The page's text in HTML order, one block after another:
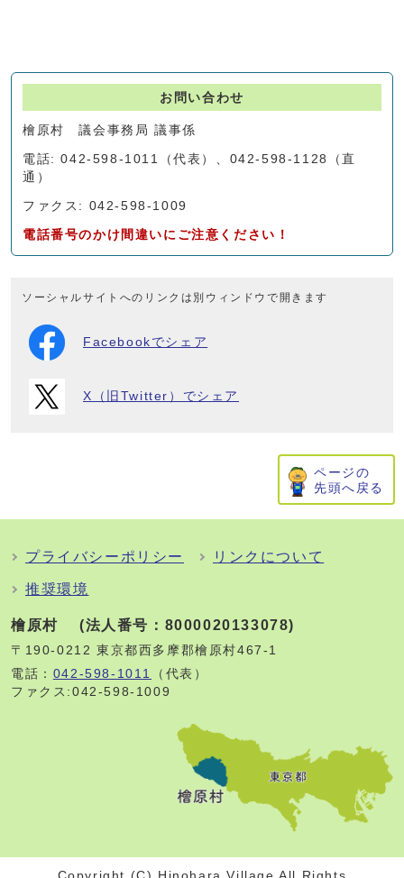
お問い合わせ
檜原村 議会事務局 議事係
電話: 042-598-1011（代表）、042-598-1128（直
通）
ファクス: 042-598-1009
電話番号のかけ間違いにご注意ください！
ソーシャルサイトへのリンクは別ウィンドウで開きます
Facebookでシェア
X（旧Twitter）でシェア
ページの
先頭へ戻る
プライバシーポリシー リンクについて
推奨環境
檜原村 (法人番号：8000020133078)
〒190-0212 東京都西多摩郡檜原村467-1
電話： 042-598-1011
（代表）
ファクス:042-598-1009